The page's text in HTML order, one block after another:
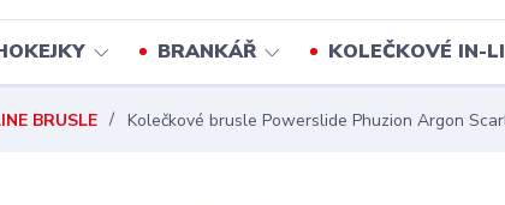
BRANKÁŘ KOLEČKOVÉ IN-
BRUSLE Kolečkové brusle Powerslide Phuzion Argon